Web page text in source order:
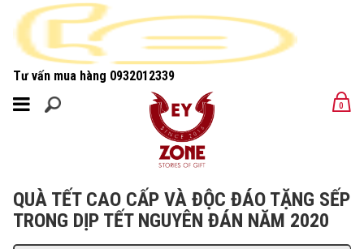
Tư vấn mua hàng 0932012339
MENU 0
QUÀ TẾT CAO CẤP VÀ ĐỘC ĐÁO TẶNG SẾP
TRONG DỊP TẾT NGUYÊN ĐÁN NĂM 2020